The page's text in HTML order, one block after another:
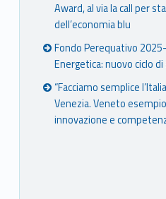
Award, al via la call per
dell’economia blu
Fondo Perequativo
Energetica: nuovo ciclo
“Facciamo semplice
Venezia. Veneto
innovazione e